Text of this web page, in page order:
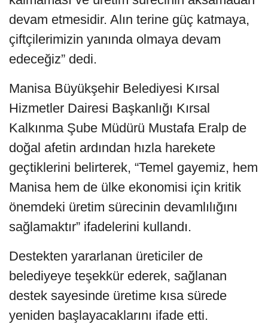
devam etmesidir. Alın terine güç katmaya,
çiftçilerimizin yanında olmaya devam
edeceğiz” dedi.
Manisa Büyükşehir Belediyesi Kırsal
Hizmetler Dairesi Başkanlığı Kırsal
Kalkınma Şube Müdürü Mustafa Eralp de
doğal afetin ardından hızla harekete
geçtiklerini belirterek, “Temel gayemiz, hem
Manisa hem de ülke ekonomisi için kritik
önemdeki üretim sürecinin devamlılığını
sağlamaktır” ifadelerini kullandı.
Destekten yararlanan üreticiler de
belediyeye teşekkür ederek, sağlanan
destek sayesinde üretime kısa sürede
yeniden başlayacaklarını ifade etti.